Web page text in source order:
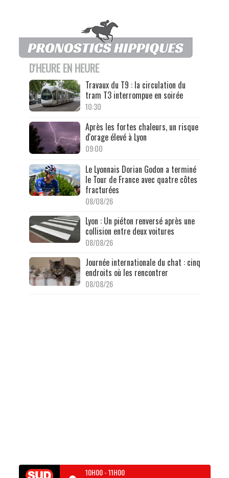
D'HEURE EN HEURE
Travaux du T9 : la circulation du
tram T3 interrompue en soirée
10:30
Après les fortes chaleurs, un risque
d'orage élevé à Lyon
09:00
Le Lyonnais Dorian Godon a terminé
le Tour de France avec quatre côtes
fracturées
08/08/26
Lyon : Un piéton renversé après une
collision entre deux voitures
08/08/26
Journée internationale du chat : cinq
endroits où les rencontrer
08/08/26
10H00-11H00